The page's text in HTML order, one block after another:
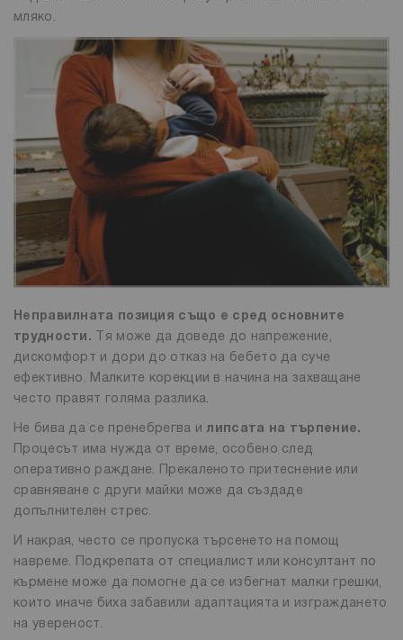
мляко.
Неправилната позиция също е сред основните
трудности.
Tя може да доведе до напрежение,
дискомфорт и дори до отказ на бебето да суче
ефективно. Малките корекции в начина на захващане
често правят голяма разлика.
Не бива да се пренебрегва и липсата на търпение.
Процесът има нужда от време, особено след
оперативно раждане. Прекаленото притеснение или
сравняване с други майки може да създаде
допълнителен стрес.
И накрая, често се пропуска търсенето на помощ
навреме. Подкрепата от специалист или консултант по
кърмене може да помогне да се избегнат малки грешки,
които иначе биха забавили адаптацията и изграждането
на увереност.